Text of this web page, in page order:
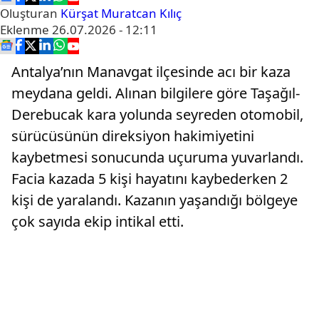
Oluşturan Kürşat Muratcan Kılıç
Eklenme 26.07.2026 - 12:11
Antalya’nın Manavgat ilçesinde acı bir kaza
meydana geldi. Alınan bilgilere göre Taşağıl-
Derebucak kara yolunda seyreden otomobil,
sürücüsünün direksiyon hakimiyetini
kaybetmesi sonucunda uçuruma yuvarlandı.
Facia kazada 5 kişi hayatını kaybederken 2
kişi de yaralandı. Kazanın yaşandığı bölgeye
çok sayıda ekip intikal etti.